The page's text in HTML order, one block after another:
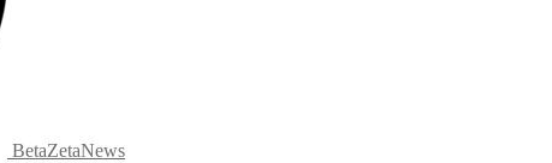
BetaZetaNews